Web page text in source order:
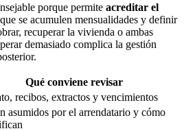
porque permite acreditar el
se acumulen mensualidades y definir
recuperar la vivienda o ambas
demasiado complica la gestión
Qué conviene revisar
recibos, extractos y vencimientos
asumidos por el arrendatario y cómo